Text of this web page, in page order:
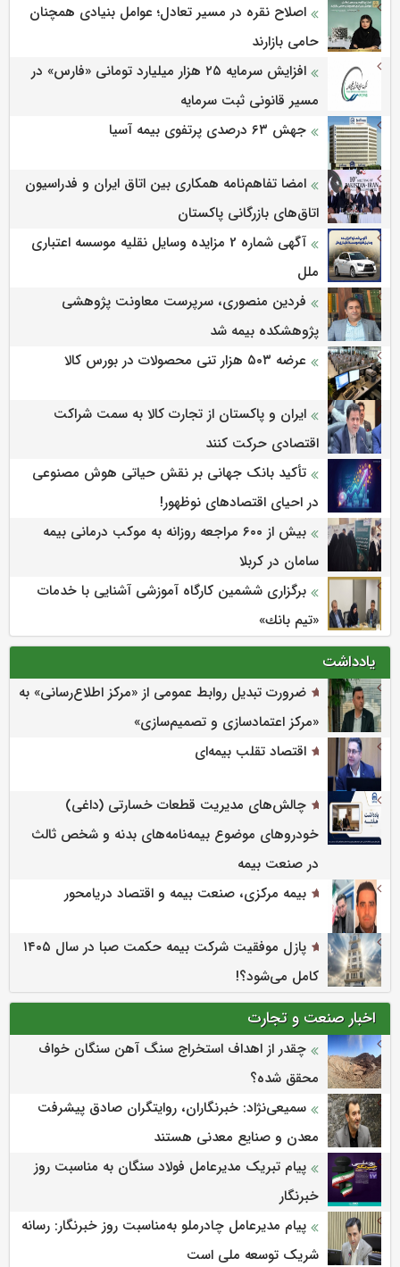
اصلاح نقره در مسیر تعادل؛ عوامل بنیادی همچنان
حامی بازارند
افزایش سرمایه ۲۵ هزار میلیارد تومانی «فارس» در
مسیر قانونی ثبت سرمایه
جهش ۶۳ درصدی پرتفوی بیمه آسیا
امضا تفاهم‌نامه همکاری بین اتاق ایران و فدراسیون
اتاق‌های بازرگانی پاکستان
آگهی شماره 2 مزایده وسایل نقلیه موسسه اعتباری
ملل
فردین منصوری، سرپرست معاونت پژوهشی
پژوهشكده بیمه شد
عرضه ۵۰۳ هزار تنی محصولات در بورس کالا
ایران و پاکستان از تجارت کالا به سمت شراکت
اقتصادی حرکت کنند
تأکید بانک جهانی بر نقش حیاتی هوش مصنوعی
در احیای اقتصادهای نوظهور!
بیش از ۶۰۰ مراجعه روزانه به موکب درمانی بیمه
سامان در کربلا
برگزاری ششمین كارگاه آموزشی آشنایی با خدمات
«تیم بانك»
یادداشت
ضرورت تبدیل روابط عمومی از «مرکز اطلاع‌رسانی» به
«مرکز اعتمادسازی و تصمیم‌سازی»
اقتصاد تقلب بیمه‌ای
چالش‌های مدیریت قطعات خسارتی (داغی)
خودروهای موضوع بیمه‌نامه‌های بدنه و شخص ثالث
در صنعت بیمه
بیمه مرکزی، صنعت بیمه و اقتصاد دریامحور
پازل موفقیت شرکت بیمه حکمت صبا در سال ۱۴۰۵
کامل می‌شود؟!
اخبار صنعت و تجارت
چقدر از اهداف استخراج سنگ آهن سنگان خواف
محقق شده؟
سمیعی‌نژاد: خبرنگاران، روایتگران صادق پیشرفت
معدن و صنایع معدنی هستند
پیام تبریک مدیرعامل فولاد سنگان به مناسبت روز
خبرنگار
پیام مدیرعامل چادرملو به‌مناسبت روز خبرنگار: رسانه
شریک توسعه ملی است